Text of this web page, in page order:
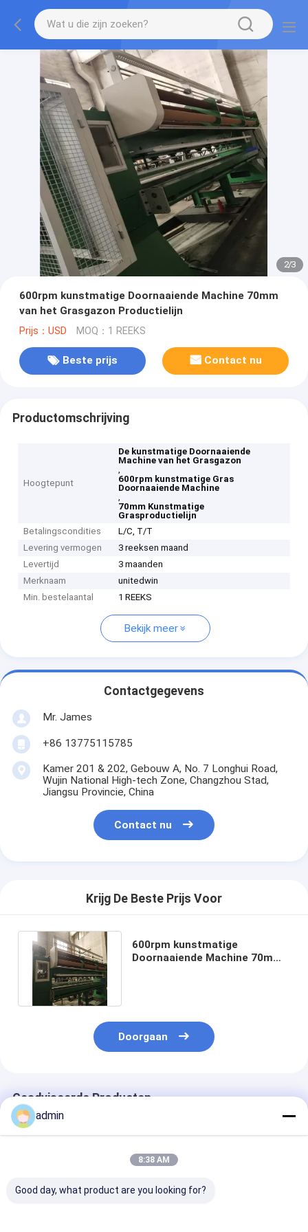
2/3
600rpm kunstmatige Doornaaiende Machine 70mm
van het Grasgazon Productielijn
Prijs：USD MOQ：1 REEKS
Beste prijs Contact nu
Productomschrijving
Hoogtepunt
De kunstmatige Doornaaiende
Machine van het Grasgazon
,
600rpm kunstmatige Gras
Doornaaiende Machine
,
70mm Kunstmatige
Grasproductielijn
Betalingscondities
L/C, T/T
Levering vermogen
3 reeksen maand
Levertijd
3 maanden
Merknaam
unitedwin
Min. bestelaantal
1 REEKS
Bekijk meer
Contactgegevens
Mr. James
+86 13775115785
Kamer 201 & 202, Gebouw A, No. 7 Longhui Road,
Wujin National High-tech Zone, Changzhou Stad,
Jiangsu Provincie, China
Contact nu
Krijg De Beste Prijs Voor
600rpm kunstmatige
Doornaaiende Machine 70mm
Doorgaan
Geadviseerde Producten
admin
8:38 AM
Good day, what product are you looking for?